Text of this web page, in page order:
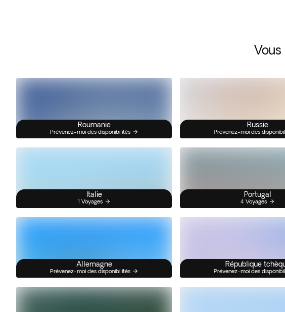
Roumanie
Prévenez-moi des disponibilités
Russie
Prévenez-moi des
Italie
1 Voyages
Portugal
4 Voyages
Allemagne
Prévenez-moi des disponibilités
République
Prévenez-moi des